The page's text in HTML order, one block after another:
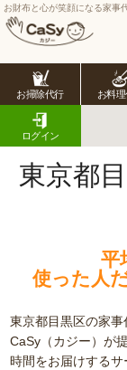
お財布と心が笑顔になる家事
お掃除代行 お料
ログイン
CaSy TOP
目黒区の家事代行･家政婦
東京都
平
使った人
東京都目黒区の家事
CaSy（カジー）が
時間をお届けするサ